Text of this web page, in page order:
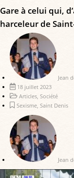
Gare à celui qui,
harceleur de
Jean
18 juillet 2023
Articles Société
Sexisme Saint Denis
Jean